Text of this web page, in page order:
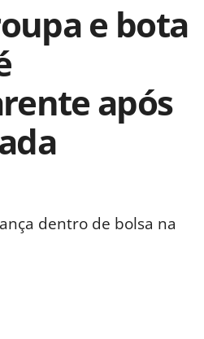
e bota
após
dentro de bolsa na